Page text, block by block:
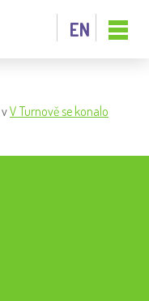
EN
vV Turnově se konalo